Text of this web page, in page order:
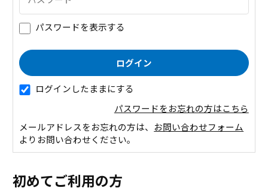
パスワードを表示する
ログインしたままにする
パスワードをお忘れの方はこちら
メールアドレスをお忘れの方は、 お問い合わせフォーム
よりお問い合わせください。
初めてご利用の方